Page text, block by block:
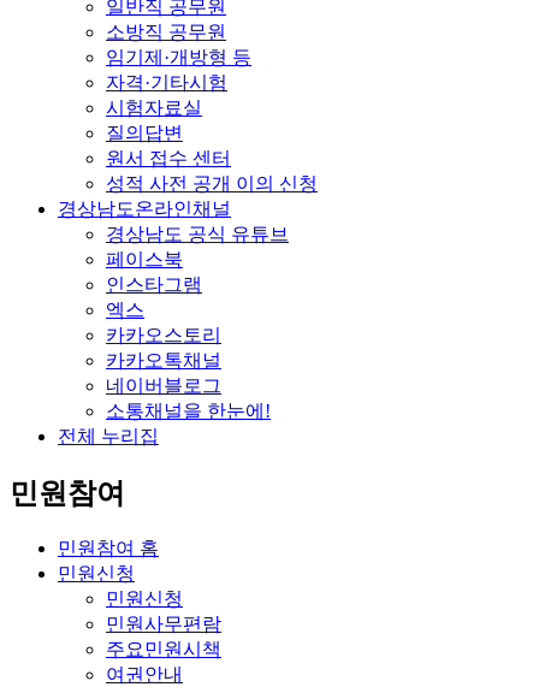
일반직 공무원
소방직 공무원
임기제·개방형 등
자격·기타시험
시험자료실
질의답변
원서 접수 센터
성적 사전 공개 이의 신청
경상남도온라인채널
경상남도 공식 유튜브
페이스북
인스타그램
엑스
카카오스토리
카카오톡채널
네이버블로그
소통채널을 한눈에!
전체 누리집
민원참여
민원참여 홈
민원신청
민원신청
민원사무편람
주요민원시책
여권안내